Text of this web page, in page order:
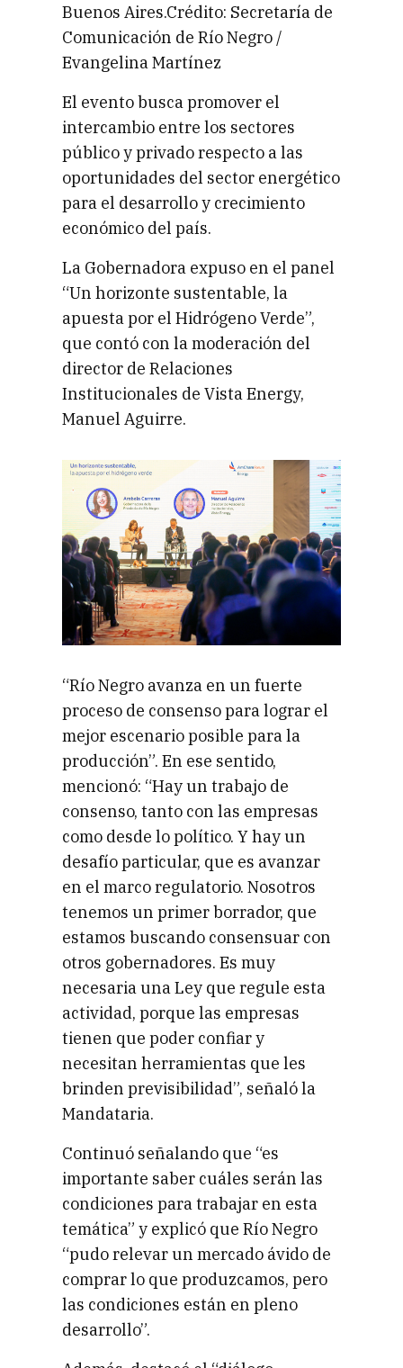
Buenos Aires.Crédito: Secretaría de
Comunicación de Río Negro /
Evangelina Martínez
El evento busca promover el
intercambio entre los sectores
público y privado respecto a las
oportunidades del sector energético
para el desarrollo y crecimiento
económico del país.
La Gobernadora expuso en el panel
“Un horizonte sustentable, la
apuesta por el Hidrógeno Verde”,
que contó con la moderación del
director de Relaciones
Institucionales de Vista Energy,
Manuel Aguirre.
“Río Negro avanza en un fuerte
proceso de consenso para lograr el
mejor escenario posible para la
producción”. En ese sentido,
mencionó: “Hay un trabajo de
consenso, tanto con las empresas
como desde lo político. Y hay un
desafío particular, que es avanzar
en el marco regulatorio. Nosotros
tenemos un primer borrador, que
estamos buscando consensuar con
otros gobernadores. Es muy
necesaria una Ley que regule esta
actividad, porque las empresas
tienen que poder confiar y
necesitan herramientas que les
brinden previsibilidad”, señaló la
Mandataria.
Continuó señalando que “es
importante saber cuáles serán las
condiciones para trabajar en esta
temática” y explicó que Río Negro
“pudo relevar un mercado ávido de
comprar lo que produzcamos, pero
las condiciones están en pleno
desarrollo”.